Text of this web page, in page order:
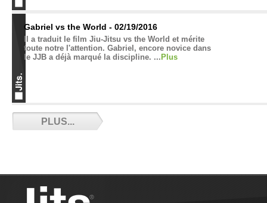
Gabriel vs the World - 02/19/2016
Il a traduit le film Jiu-Jitsu vs the World et mérite
toute notre l'attention. Gabriel, encore novice dans
le JJB a déjà marqué la discipline. ... Plus
L’homosexualité : un tabou dans le JJB ? -
02/16/2016
PLUS...